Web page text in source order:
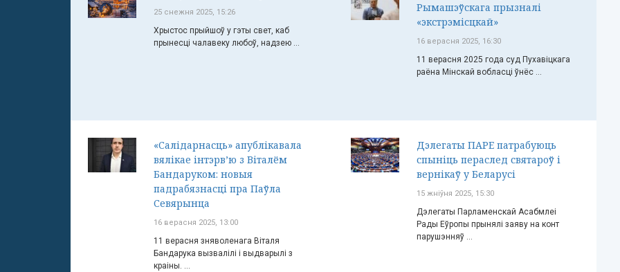
25 снежня 2025, 15:26
Хрыстос прыйшоў у гэты свет, каб
прынесці чалавеку любоў, надзею ...
Рымашэўскага прызналі
«экстрэмісцкай»
16 верасня 2025, 16:30
11 верасня 2025 года суд Пухавіцкага
раёна Мінскай вобласці ўнёс ...
«Салідарнасць» апублікавала
вялікае інтэрв’ю з Віталём
Бандаруком: новыя
падрабязнасці пра Паўла
Севярынца
16 верасня 2025, 13:00
11 верасня зняволенага Віталя
Бандарука вызвалілі і выдварылі з
краіны. ...
Дэлегаты ПАРЕ патрабуюць
спыніць пераслед святароў і
вернікаў у Беларусі
15 жніўня 2025, 15:30
Дэлегаты Парламенскай Асабмлеі
Рады Еўропы прынялі заяву на конт
парушэнняў ...